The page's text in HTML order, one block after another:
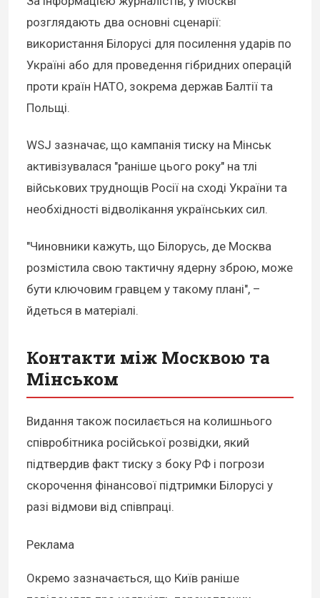
розглядають два основні сценарії:
використання Білорусі для посилення ударів по
Україні або для проведення гібридних операцій
проти країн НАТО, зокрема держав Балтії та
Польщі.
WSJ зазначає, що кампанія тиску на Мінськ
активізувалася "раніше цього року" на тлі
військових труднощів Росії на сході України та
необхідності відволікання українських сил.
"Чиновники кажуть, що Білорусь, де Москва
розмістила свою тактичну ядерну зброю, може
бути ключовим гравцем у такому плані", –
йдеться в матеріалі.
Контакти між Москвою та
Мінськом
Видання також посилається на колишнього
співробітника російської розвідки, який
підтвердив факт тиску з боку РФ і погрози
скорочення фінансової підтримки Білорусі у
разі відмови від співпраці.
Реклама
Окремо зазначається, що Київ раніше